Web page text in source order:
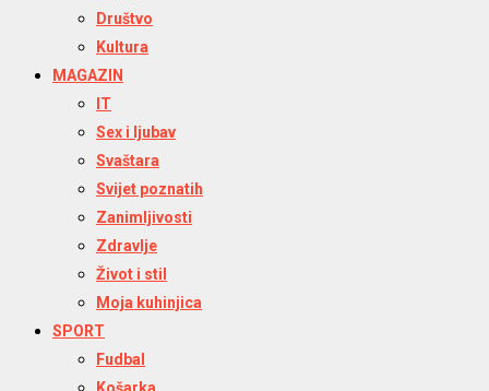
Društvo
Kultura
MAGAZIN
IT
Sex i ljubav
Svaštara
Svijet poznatih
Zanimljivosti
Zdravlje
Život i stil
Moja kuhinjica
SPORT
Fudbal